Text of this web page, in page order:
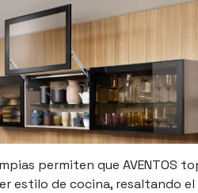
permiten que AVENTOS
estilo de cocina, resaltando el